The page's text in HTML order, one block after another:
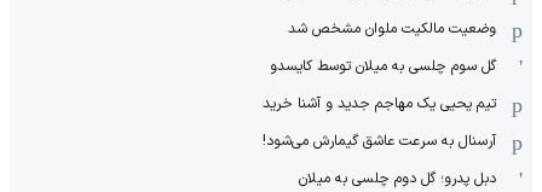
وضعیت مالکیت ملوان مشخص شد
گل سوم چلسی به میلان توسط کایسدو
تیم یحیی یک مهاجم جدید و آشنا خرید
آرسنال به سرعت عاشق گیمارش می‌شود!
دبل پدرو؛ گل دوم چلسی به میلان